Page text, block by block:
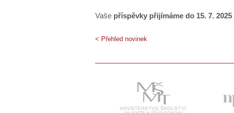
Vaše příspěvky přijímáme do 15. 7. 2025
< Přehled novinek